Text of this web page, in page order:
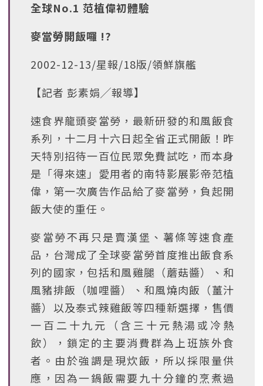
全球No.1 范植偉初體驗
麥當勞開飯囉 !?
2002-12-13/星報/18版/領鮮旗艦
【記者 彭素娟╱報導】
速食界龍頭麥當勞，最新研發的和風飯食
系列，十二月十六日起全省正式開飯！昨
天特別招待一百位民眾免費試吃，而本身
是「得來速」愛用者的南特影展影帝范植
偉，第一次廣告作品給了麥當勞，負起開
飯大使的重任。
麥當勞不再只是賣漢堡、薯條等速食產
品，台灣成了全球麥當勞首度推出飯食系
列的國家，包括和風雞腿（蘑菇醬）、和
風豬排飯（咖哩醬）、和風燒肉飯（薑汁
醬）以及泰式辣雞飯等四種新選擇，售價
一百二十九元（含三十元熱湯或冷熱
飲），鎖定的主要消費群為上班族外食
者。由於強調是現炊飯，所以採限量供
應，因為一鍋飯需要九十分鐘的烹煮過